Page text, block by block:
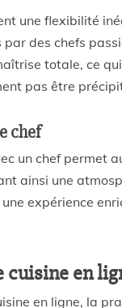
une flexibilité
par des chefs
totale, ce
pas être
chef
un chef permet
ainsi une
expérience
cuisine en
en ligne, la